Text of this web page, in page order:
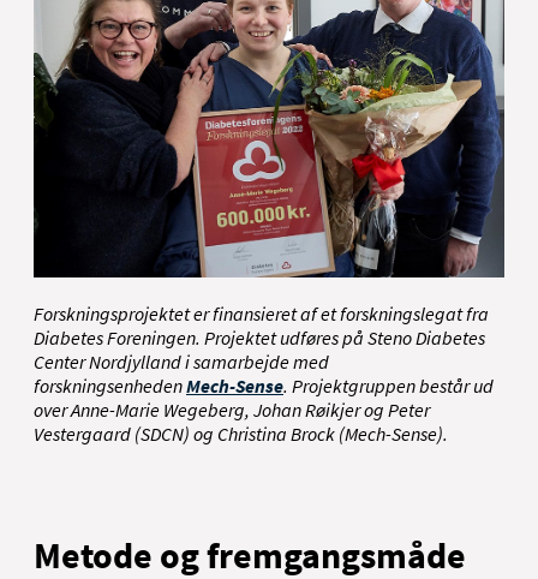
Forskningsprojektet er finansieret af et forskningslegat fra
Diabetes Foreningen. Projektet udføres på Steno Diabetes
Center Nordjylland i samarbejde med
forskningsenhedenMech-Sense. Projektgruppen består ud
over Anne-Marie Wegeberg, Johan Røikjer og Peter
Vestergaard (SDCN) og Christina Brock (Mech-Sense).
Metode og fremgangsmåde